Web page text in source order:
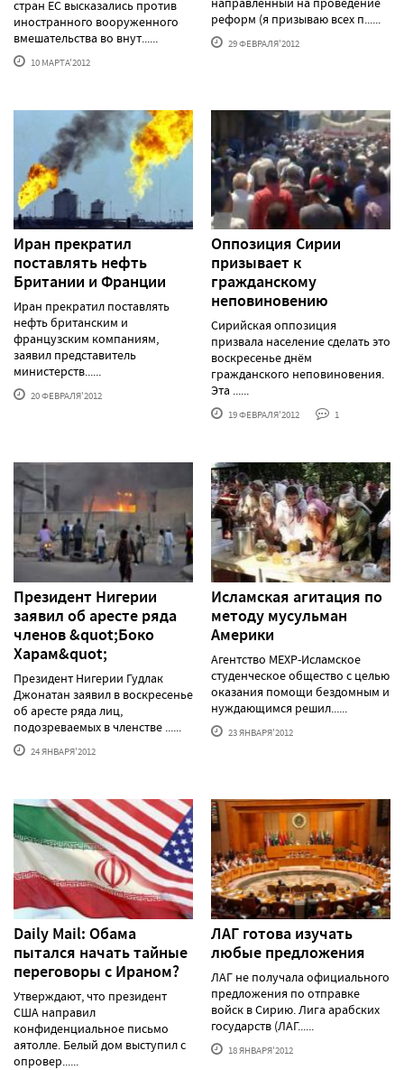
стран ЕС высказались против
иностранного вооруженного
вмешательства во внут......
10 МАРТА'2012
реформ (я призываю всех п......
29 ФЕВРАЛЯ'2012
Иран прекратил
поставлять нефть
Британии и Франции
Иран прекратил поставлять
нефть британским и
французским компаниям,
заявил представитель
министерств......
20 ФЕВРАЛЯ'2012
Оппозиция Сирии
призывает к
гражданскому
неповиновению
Сирийская оппозиция
призвала население сделать это
воскресенье днём
гражданского неповиновения.
Эта ......
19 ФЕВРАЛЯ'2012 1
Президент Нигерии
заявил об аресте ряда
членов &quot;Боко
Харам&quot;
Президент Нигерии Гудлак
Джонатан заявил в воскресенье
об аресте ряда лиц,
подозреваемых в членстве ......
24 ЯНВАРЯ'2012
Исламская агитация по
методу мусульман
Америки
Агентство МЕХР-Исламское
студенческое общество с целью
оказания помощи бездомным и
нуждающимся решил......
23 ЯНВАРЯ'2012
Daily Mail: Обама
пытался начать тайные
переговоры с Ираном?
Утверждают, что президент
США направил
конфиденциальное письмо
аятолле. Белый дом выступил с
опровер......
ЛАГ готова изучать
любые предложения
ЛАГ не получала официального
предложения по отправке
войск в Сирию. Лига арабских
государств (ЛАГ......
18 ЯНВАРЯ'2012